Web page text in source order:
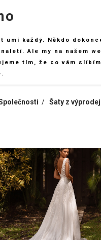
umí každý. Někdo
naletí. Ale my na našem
tím, že co vám
Šaty z